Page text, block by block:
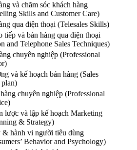
và chăm sóc khách hàng
Skills and Customer Care)
qua điện thoại (Telesales Skills)
tiếp và bán hàng qua điện thoại
and Telephone Sales Techniques)
chuyên nghiệp (Professional
và kế hoạch bán hàng (Sales
plan)
chuyên nghiệp (Professional
lược và lập kế hoạch Marketing
& Strategy)
& hành vi người tiêu dùng
Behavior and Psychology)